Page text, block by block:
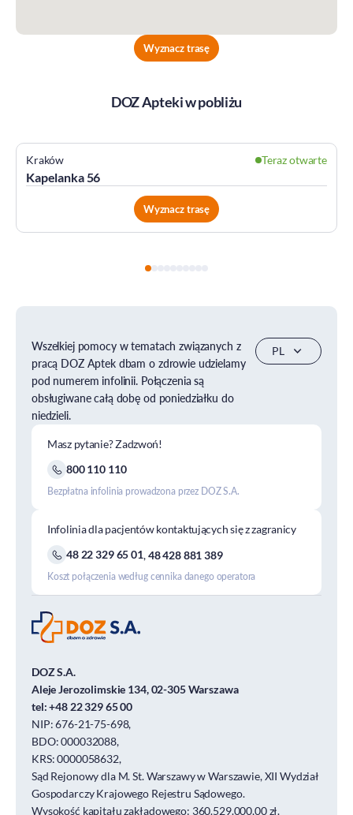
Wyznacz trasę
DOZ Apteki w pobliżu
Kraków
Kapelanka 56
Teraz otwarte
Wyznacz trasę
Wszelkiej pomocy w tematach związanych z
pracą DOZ Aptek dbam o zdrowie udzielamy
pod numerem infolinii. Połączenia są
obsługiwane całą dobę od poniedziałku do
niedzieli.
Masz pytanie? Zadzwoń!
800 110 110
Bezpłatna infolinia prowadzona przez DOZ S.A.
Infolinia dla pacjentów kontaktujących się z zagranicy
48 22 329 65 01,48 428 881 389
Koszt połączenia według cennika danego operatora
DOZ S.A.
Aleje Jerozolimskie 134, 02-305 Warszawa
tel:+48 22 329 65 00
NIP: 676-21-75-698,
BDO: 000032088,
KRS: 0000058632,
Sąd Rejonowy dla M. St. Warszawy w Warszawie, XII Wydział
Gospodarczy Krajowego Rejestru Sądowego.
Wysokość kapitału zakładowego: 360.529.000,00 zł.